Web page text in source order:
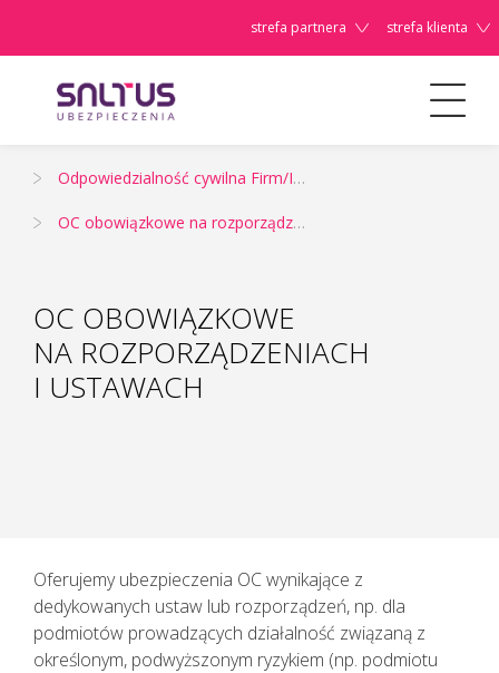
strefa partnera strefa klienta
Szanowni
Odpowiedzialność cywilna Firm/Instytucji i EKO
OC obowiązkowe na rozporządzeniach i ustawach
OC OBOWIĄZKOWE
NA ROZPORZĄDZENIACH
I USTAWACH
Oferujemy ubezpieczenia OC wynikające z
dedykowanych ustaw lub rozporządzeń, np. dla
podmiotów prowadzących działalność związaną z
określonym, podwyższonym ryzykiem (np. podmiotu